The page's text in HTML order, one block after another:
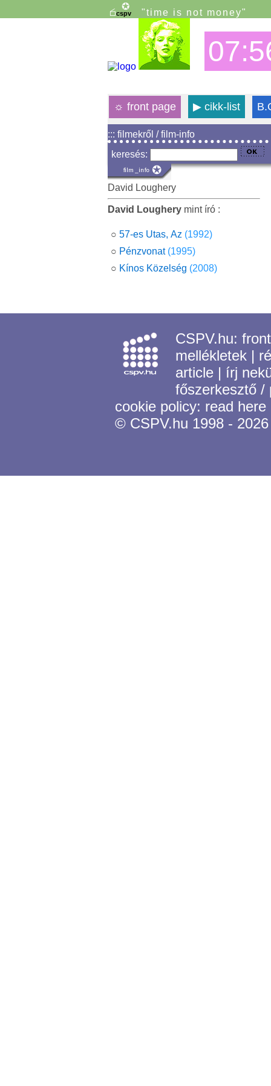
"time is not money"
☼ front page ▶cikk-list
::: filmekről / film-info
keresés:
David Loughery
David Lougherymint író :
○ 57-es Utas, Az (1992)
○ Pénzvonat (1995)
○ Kínos Közelség (2008)
CSPV.hu:
mellékletek |
article | írj
főszerkesztő
cookie policy: read here
© CSPV.hu 1998 - 2026